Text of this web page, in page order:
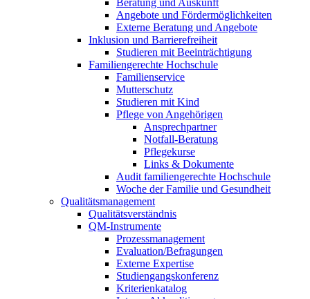
Angebote und Fördermöglichkeiten
Externe Beratung und Angebote
Inklusion und Barrierefreiheit
Studieren mit Beeinträchtigung
Familiengerechte Hochschule
Familienservice
Mutterschutz
Studieren mit Kind
Pflege von Angehörigen
Ansprechpartner
Notfall-Beratung
Pflegekurse
Links & Dokumente
Audit familiengerechte Hochschule
Woche der Familie und Gesundheit
Qualitätsmanagement
Qualitätsverständnis
QM-Instrumente
Prozessmanagement
Evaluation/Befragungen
Externe Expertise
Studiengangskonferenz
Kriterienkatalog